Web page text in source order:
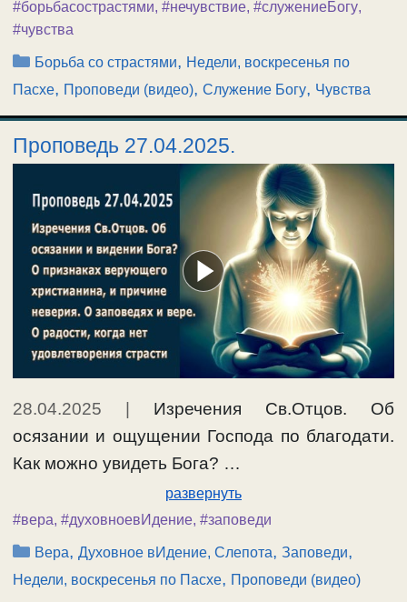
#борьбасострастями, #нечувствие, #служениеБогу,
#чувства
Рубрики
Борьба со страстями, Недели, воскресенья по
Пасхе, Проповеди (видео), Служение Богу, Чувства
Проповедь 27.04.2025.
28.04.2025 | Изречения Св.Отцов. Об
осязании и ощущении Господа по благодати.
Как можно увидеть Бога? …
развернуть
#вера, #духовноевИдение, #заповеди
Рубрики
Вера,Духовное вИдение, Слепота,Заповеди,
Недели, воскресенья по Пасхе, Проповеди (видео)